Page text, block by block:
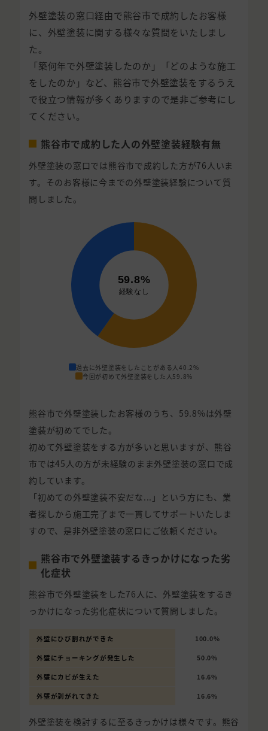
外壁塗装の窓口経由で熊谷市で成約したお客様
に、外壁塗装に関する様々な質問をいたしまし
た。
「築何年で外壁塗装したのか」「どのような施工
をしたのか」など、熊谷市で外壁塗装をするうえ
で役立つ情報が多くありますので是非ご参考にし
てください。
熊谷市で成約した人の外壁塗装経験有無
外壁塗装の窓口では熊谷市で成約した方が76人いま
す。そのお客様に今までの外壁塗装経験について質
問しました。
過去に外壁塗装をしたことがある人40.2%
今回が初めて外壁塗装をした人 59.8%
熊谷市で外壁塗装したお客様のうち、59.8%は外壁
塗装が初めてでした。
初めて外壁塗装をする方が多いと思いますが、熊谷
市では45人の方が未経験のまま外壁塗装の窓口で成
約しています。
「初めての外壁塗装不安だな...」という方にも、業
者探しから施工完了まで一貫してサポートいたしま
すので、是非外壁塗装の窓口にご依頼ください。
熊谷市で外壁塗装するきっかけになった劣
化症状
熊谷市で外壁塗装をした76人に、外壁塗装をするき
っかけになった劣化症状について質問しました。
外壁にひび割れができた 100.0%
外壁にチョーキングが発生した 50.0%
外壁にカビが生えた 16.6%
外壁が剥がれてきた 16.6%
外壁塗装を検討するに至るきっかけは様々です。熊谷